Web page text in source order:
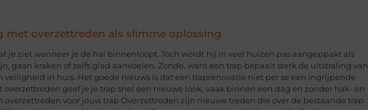
met overzettreden als slimme oplossing
je ziet wanneer je de hal binnenloopt. Toch wordt hij in veel huizen pas aangeppakt als
gaan kraken of zelfs glad aanvoelen. Zonde, want een trap bepaalt sterk de uitstraling van
veiligheid in huis. Het goede nieuws is dat een traprenovatie niet per se een ingrijpende
geef je je trap snel een nieuwe look, vaak binnen een dag en zonder hak- en
overzettreden voor jouw trap Overzettreden zijn nieuwe treden die over de bestaande trap